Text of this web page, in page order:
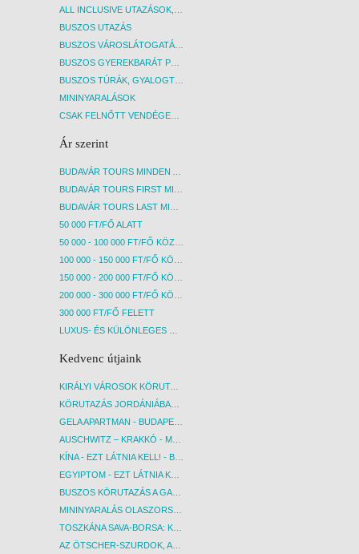
ALL INCLUSIVE UTAZÁSOK, NYARALÁSOK
BUSZOS UTAZÁS
BUSZOS VÁROSLÁTOGATÁSOK
BUSZOS GYEREKBARÁT PROGRAMOK
BUSZOS TÚRÁK, GYALOGTÚRÁK
MININYARALÁSOK
CSAK FELNŐTT VENDÉGEKET FOGADÓ SZÁLLÁSOK
Ár szerint
BUDAVÁR TOURS MINDEN AKCIÓS ÚT
BUDAVÁR TOURS FIRST MINUTE AKCIÓS UTAK
BUDAVÁR TOURS LAST MINUTE AKCIÓS UTAK
50 000 FT/FŐ ALATT
50 000 - 100 000 FT/FŐ KÖZÖTT
100 000 - 150 000 FT/FŐ KÖZÖTT
150 000 - 200 000 FT/FŐ KÖZÖTT
200 000 - 300 000 FT/FŐ KÖZÖTT
300 000 FT/FŐ FELETT
LUXUS- ÉS KÜLÖNLEGES UTAK
Kedvenc útjaink
KIRÁLYI VÁROSOK KÖRUTAZÁS KÖZVETLEN REPÜLŐJÁRATTAL - BUDAPEST, REPÜLŐ
KÖRUTAZÁS JORDÁNIÁBAN, HOLT-TENGERI PIHENÉSSEL - BUDAPEST, REPÜLŐ
GELA APARTMAN - BUDAPEST, REPÜLŐ
AUSCHWITZ – KRAKKÓ - MEGRÁZÓ IDŐUTAZÁS! - BUDAPEST, BUSZ
KÍNA - EZT LÁTNIA KELL! - BUDAPEST, REPÜLŐ
EGYIPTOM - EZT LÁTNIA KELL! - BUDAPEST, REPÜLŐ
BUSZOS KÖRUTAZÁS A GARDA-TÓ KÖRNYÉKÉN - BUDAPEST, BUSZ
MININYARALÁS OLASZORSZÁGBAN: ÉSZAK-OLASZ GYÖNGYSZEMEK NYOMÁBAN - BUDAPEST, BUSZ
TOSZKÁNA SAVA-BORSA: KÓSTOLÓK ÉS KULTURÁLIS UTAZÁS - BUDAPEST, BUSZ
AZ ÖTSCHER-SZURDOK, AUSZTRIA GRAND CANYONJA - BUDAPEST, BUSZ